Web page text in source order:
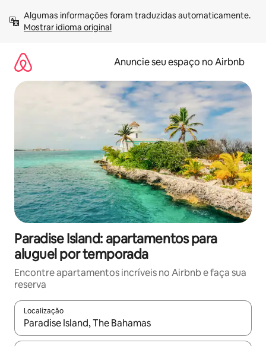
para
Mostrar idioma original
Anuncie seu espaço no Airbnb
Paradise Island: apartamentos para
aluguel por temporada
Encontre apartamentos incríveis no Airbnb e faça sua
reserva
Localização
Quando os resultados estiverem disponíveis, explore-os